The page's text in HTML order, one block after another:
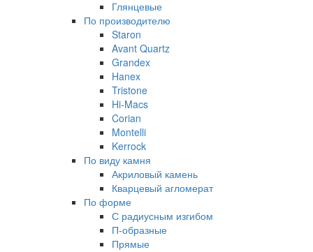
Глянцевые
По производителю
Staron
Avant Quartz
Grandex
Hanex
Tristone
Hi-Macs
Corian
Montelli
Kerrock
По виду камня
Акриловый камень
Кварцевый агломерат
По форме
С радиусным изгибом
П-образные
Прямые